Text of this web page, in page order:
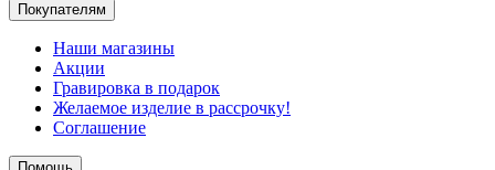
Покупателям
Наши магазины
Акции
Гравировка в подарок
Желаемое изделие в рассрочку!
Соглашение